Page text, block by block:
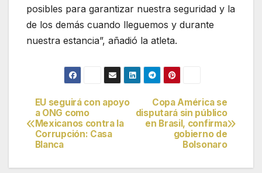
posibles para garantizar nuestra seguridad y la
de los demás cuando lleguemos y durante
nuestra estancia”, añadió la atleta.
Navegación
de
Copa América se
disputará sin público
en Brasil, confirma
gobierno de
Bolsonaro
EU seguirá con apoyo
a ONG como
Mexicanos contra la
Corrupción: Casa
Blanca